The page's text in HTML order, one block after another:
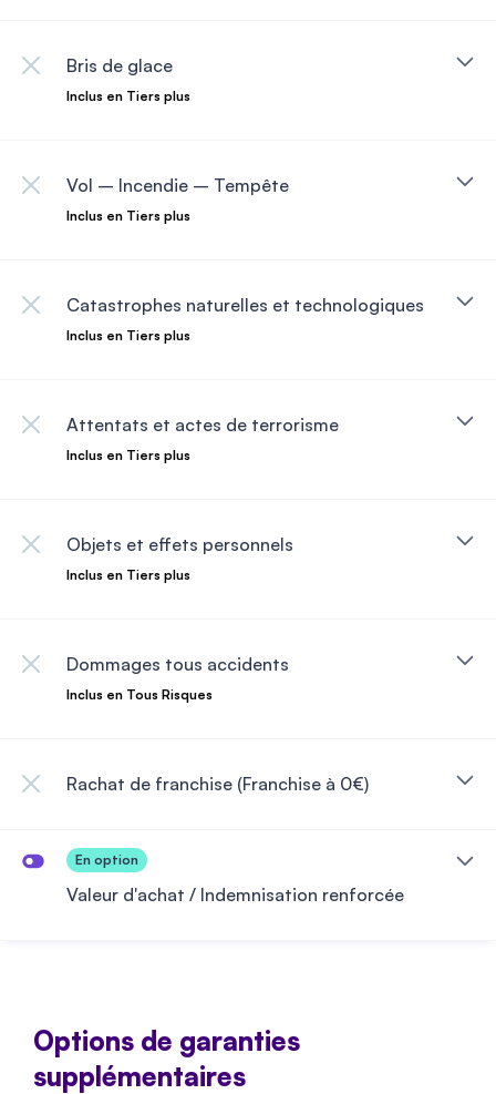
Bris de glace
Inclus en Tiers plus
Vol – Incendie – Tempête
Inclus en Tiers plus
Catastrophes naturelles et technologiques
Inclus en Tiers plus
Attentats et actes de terrorisme
Inclus en Tiers plus
Objets et effets personnels
Inclus en Tiers plus
Dommages tous accidents
Inclus en Tous Risques
Rachat de franchise (Franchise à 0€)
Valeur d'achat / Indemnisation renforcée
Options de garanties
supplémentaires